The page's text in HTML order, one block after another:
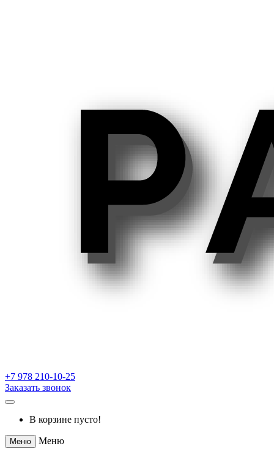
+7 978 210-10-25
Заказать звонок
В корзине пусто!
Меню Меню